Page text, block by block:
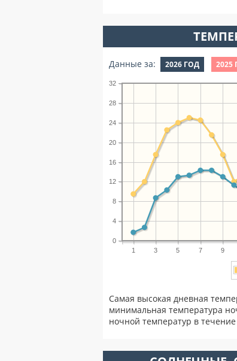
Данные за: 2026 ГОД 2025
1 3 5 7 9
0
4
8
12
16
20
24
28
32
Самая высокая дневная
минимальная температура
ночной температур в